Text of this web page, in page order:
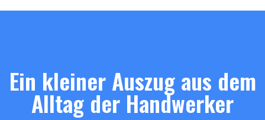
Ein kleiner Auszug aus dem
Alltag der Handwerker